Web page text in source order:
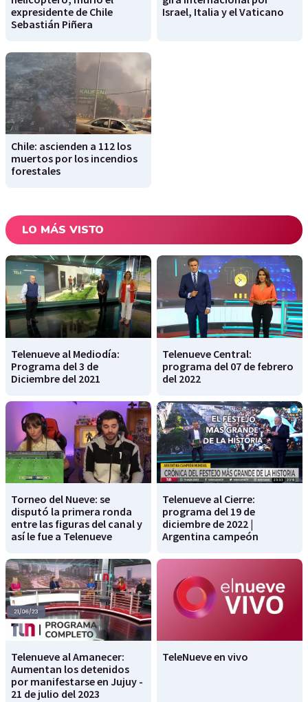
expresidente de Chile
Sebastián Piñera
Israel, Italia y el Vaticano
Chile: ascienden a 112 los
muertos por los incendios
forestales
LO MÁS VISTO
Telenueve al Mediodía:
Programa del 3 de
Diciembre del 2021
Telenueve Central:
programa del 07 de febrero
del 2022
Torneo del Nueve: se
disputó la primera ronda
entre las figuras del canal y
así le fue a Telenueve
Telenueve al Cierre:
programa del 19 de
diciembre de 2022 |
Argentina campeón
Telenueve al Amanecer:
Aumentan los detenidos
por manifestarse en Jujuy -
21 de julio del 2023
TeleNueve en vivo